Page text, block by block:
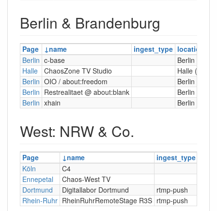
Berlin & Brandenburg
Page name ingest_type location
Berlin c-base
Berlin
Halle
ChaosZone TV Studio
Halle (Saale)
Berlin OIO / about:freedom
Berlin
Berlin Restrealitaet @ about:blank
Berlin
Berlin xhain Berlin
West: NRW & Co.
Page name ingest_type
Köln
C4
Ennepetal
Chaos-West TV
Dortmund
Digitallabor Dortmund rtmp-push
Rhein-Ruhr RheinRuhrRemoteStage R3S rtmp-push